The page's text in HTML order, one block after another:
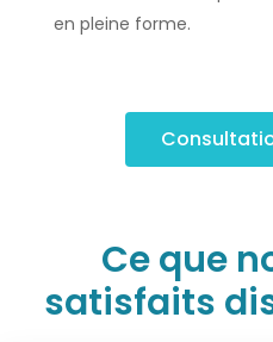
en pleine forme.
Ce que
satisfaits